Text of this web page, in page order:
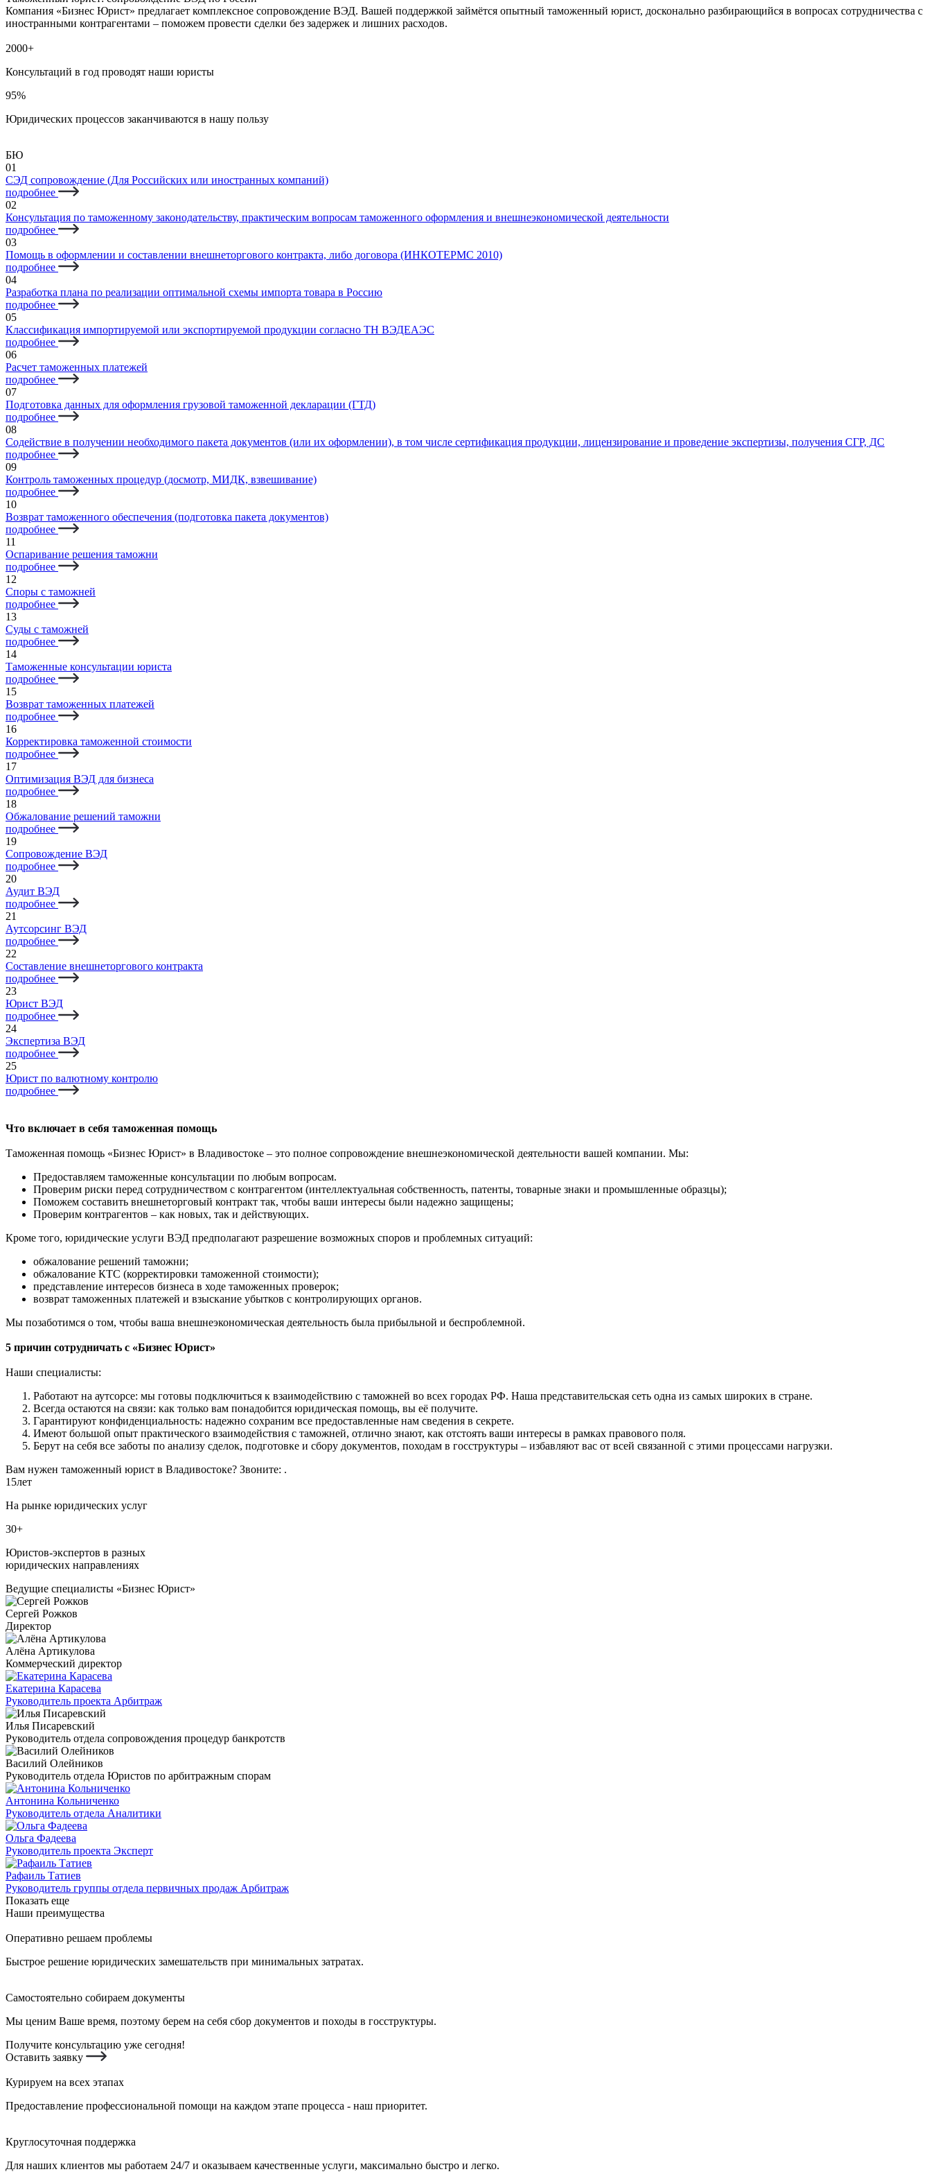
Компания «Бизнес Юрист» предлагает комплексное сопровождение ВЭД. Вашей поддержкой займётся опытный таможенный юрист, досконально разбирающийся в вопросах сотрудничества с
иностранными контрагентами – поможем провести сделки без задержек и лишних расходов.
2000+
Консультаций в год проводят наши юристы
95%
Юридических процессов заканчиваются в нашу пользу
БЮ
01
СЭД сопровождение (Для Российских или иностранных компаний)
подробнее
02
Консультация по таможенному законодательству, практическим вопросам таможенного оформления и внешнеэкономической деятельности
подробнее
03
Помощь в оформлении и составлении внешнеторгового контракта, либо договора (ИНКОТЕРМС 2010)
подробнее
04
Разработка плана по реализации оптимальной схемы импорта товара в Россию
подробнее
05
Классификация импортируемой или экспортируемой продукции согласно ТН ВЭДЕАЭС
подробнее
06
Расчет таможенных платежей
подробнее
07
Подготовка данных для оформления грузовой таможенной декларации (ГТД)
подробнее
08
Содействие в получении необходимого пакета документов (или их оформлении), в том числе сертификация продукции, лицензирование и проведение экспертизы, получения СГР, ДС
подробнее
09
Контроль таможенных процедур (досмотр, МИДК, взвешивание)
подробнее
10
Возврат таможенного обеспечения (подготовка пакета документов)
подробнее
11
Оспаривание решения таможни
подробнее
12
Споры с таможней
подробнее
13
Суды с таможней
подробнее
14
Таможенные консультации юриста
подробнее
15
Возврат таможенных платежей
подробнее
16
Корректировка таможенной стоимости
подробнее
17
Оптимизация ВЭД для бизнеса
подробнее
18
Обжалование решений таможни
подробнее
19
Сопровождение ВЭД
подробнее
20
Аудит ВЭД
подробнее
21
Аутсорсинг ВЭД
подробнее
22
Составление внешнеторгового контракта
подробнее
23
Юрист ВЭД
подробнее
24
Экспертиза ВЭД
подробнее
25
Юрист по валютному контролю
подробнее
Что включает в себя таможенная помощь
Таможенная помощь «Бизнес Юрист» в Владивостоке – это полное сопровождение внешнеэкономической деятельности вашей компании. Мы:
Предоставляем таможенные консультации по любым вопросам.
Проверим риски перед сотрудничеством с контрагентом (интеллектуальная собственность, патенты, товарные знаки и промышленные образцы);
Поможем составить внешнеторговый контракт так, чтобы ваши интересы были надежно защищены;
Проверим контрагентов – как новых, так и действующих.
Кроме того, юридические услуги ВЭД предполагают разрешение возможных споров и проблемных ситуаций:
обжалование решений таможни;
обжалование КТС (корректировки таможенной стоимости);
представление интересов бизнеса в ходе таможенных проверок;
возврат таможенных платежей и взыскание убытков с контролирующих органов.
Мы позаботимся о том, чтобы ваша внешнеэкономическая деятельность была прибыльной и беспроблемной.
5 причин сотрудничать с «Бизнес Юрист»
Наши специалисты:
Работают на аутсорсе: мы готовы подключиться к взаимодействию с таможней во всех городах РФ. Наша представительская сеть одна из самых широких в стране.
Всегда остаются на связи: как только вам понадобится юридическая помощь, вы её получите.
Гарантируют конфиденциальность: надежно сохраним все предоставленные нам сведения в секрете.
Имеют большой опыт практического взаимодействия с таможней, отлично знают, как отстоять ваши интересы в рамках правового поля.
Берут на себя все заботы по анализу сделок, подготовке и сбору документов, походам в госструктуры – избавляют вас от всей связанной с этими процессами нагрузки.
Вам нужен таможенный юрист в Владивостоке? Звоните: .
15лет
На рынке юридических услуг
30+
Юристов-экспертов в разных
юридических направлениях
Ведущие специалисты «Бизнес Юрист»
Сергей Рожков
Директор
Алёна Артикулова
Коммерческий директор
Екатерина Карасева
Руководитель проекта Арбитраж
Илья Писаревский
Руководитель отдела сопровождения процедур банкротств
Василий Олейников
Руководитель отдела Юристов по арбитражным спорам
Антонина Кольниченко
Руководитель отдела Аналитики
Ольга Фадеева
Руководитель проекта Эксперт
Рафаиль Татиев
Руководитель группы отдела первичных продаж Арбитраж
Показать еще
Наши преимущества
Оперативно решаем проблемы
Быстрое решение юридических замешательств при минимальных затратах.
Самостоятельно собираем документы
Мы ценим Ваше время, поэтому берем на себя сбор документов и походы в госструктуры.
Получите консультацию уже сегодня!
Оставить заявку
Курируем на всех этапах
Предоставление профессиональной помощи на каждом этапе процесса - наш приоритет.
Круглосуточная поддержка
Для наших клиентов мы работаем 24/7 и оказываем качественные услуги, максимально быстро и легко.